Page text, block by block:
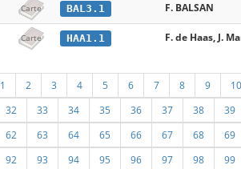
Carte BAL3.1 F. BALSAN
Carte HAA1.1 F. de Haas, J.
1 2 3 4 5 6 7 8 9 10
32 33 34 35 36 37 38 39
62 63 64 65 66 67 68 69
92 93 94 95 96 97 98 99